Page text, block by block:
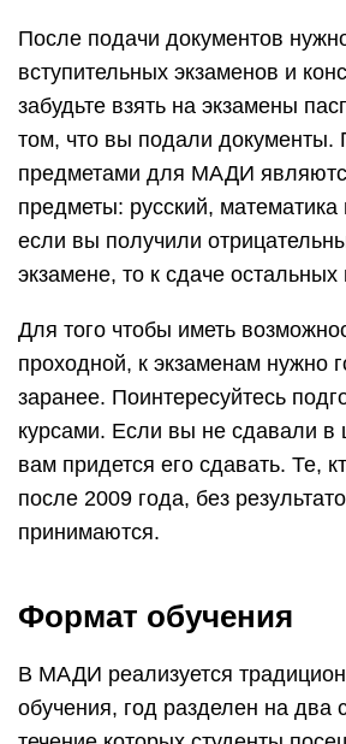
После подачи документов
вступительных экзаменов и
забудьте взять на экзамены
том, что вы подали
предметами для МАДИ
предметы: русский, математика
если вы получили
экзамене, то к сдаче остальных
Для того чтобы иметь
проходной, к экзаменам нужно
заранее. Поинтересуйтесь
курсами. Если вы не сдавали
вам придется его сдавать. Те,
после 2009 года, без
принимаются.
Формат обучения
В МАДИ реализуется
обучения, год разделен на два